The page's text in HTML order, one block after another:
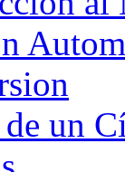
un